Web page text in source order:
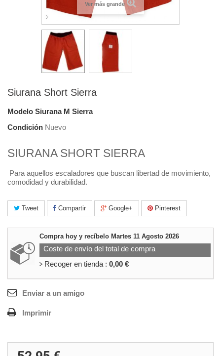
Ver más grande
Siurana Short Sierra
Modelo Siurana M Sierra
Condición Nuevo
SIURANA SHORT SIERRA
Para aquellos escaladores que buscan libertad de movimiento,
comodidad y durabilidad.
Tweet Compartir Google+ Pinterest
Compra hoy y recíbelo Martes 11 Agosto 2026
Coste de envío del total de compra
Recoger en tienda : 0,00 €
Enviar a un amigo
Imprimir